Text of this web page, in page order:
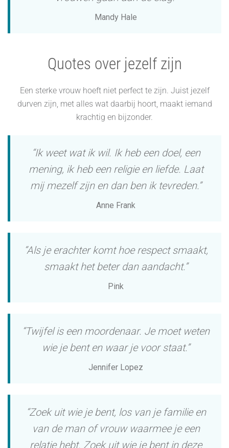
Mandy Hale
Quotes over jezelf zijn
Een sterke vrouw hoeft niet perfect te zijn. Juist jezelf
durven zijn, met alles wat daarbij hoort, maakt iemand
krachtig en bijzonder.
“Ik weet wat ik wil. Ik heb een doel, een
mening, ik heb een religie en liefde. Laat
mij mezelf zijn en dan ben ik tevreden.”
Anne Frank
“Als je erachter komt hoe respect smaakt,
smaakt het beter dan aandacht.”
Pink
“Twijfel is een moordenaar. Je moet weten
wie je bent en waar je voor staat.”
Jennifer Lopez
“Zoek uit wie je bent, los van je familie en
van de man of vrouw waarmee je een
relatie hebt. Zoek uit wie je bent in deze